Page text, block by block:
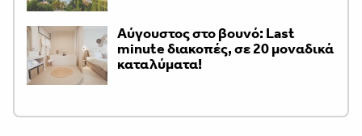
Aύγουστος στο βουνό: Last
minute διακοπές, σε 20 μοναδικά
καταλύματα!